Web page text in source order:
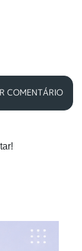
COMENTÁRIO